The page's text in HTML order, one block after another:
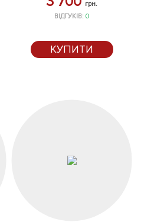
грн.
ВІДГУКІВ:0
КУПИТИ